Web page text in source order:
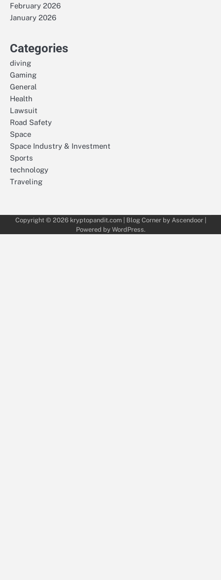
February 2026
January 2026
Categories
diving
Gaming
General
Health
Lawsuit
Road Safety
Space
Space Industry & Investment
Sports
technology
Traveling
Copyright © 2026 kryptopandit.com| Blog Corner by Ascendoor|
Powered by WordPress.